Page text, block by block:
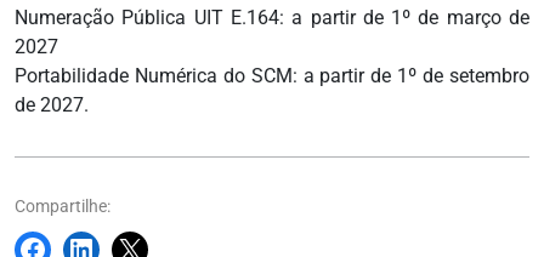
Numeração Pública UIT E.164: a partir de 1º de março de
2027
Portabilidade Numérica do SCM: a partir de 1º de setembro
de 2027.
Compartilhe: